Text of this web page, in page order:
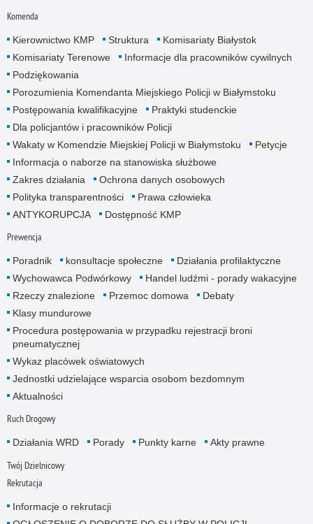
Komenda
Kierownictwo KMP Struktura
Komisariaty Białystok
Komisariaty Terenowe
Informacje dla pracowników cywilnych
Podziękowania
Porozumienia Komendanta Miejskiego Policji w Białymstoku
Postępowania kwalifikacyjne
Praktyki studenckie
Dla policjantów i pracowników Policji
Wakaty w Komendzie Miejskiej Policji w Białymstoku
Petycje
Informacja o naborze na stanowiska służbowe
Zakres działania
Ochrona danych osobowych
Polityka transparentności
Prawa człowieka
ANTYKORUPCJA
Dostępność KMP
Prewencja
Poradnik konsultacje społeczne
Działania profilaktyczne
Wychowawca Podwórkowy
Handel ludźmi - porady wakacyjne
Rzeczy znalezione
Przemoc domowa
Debaty
Klasy mundurowe
Procedura postępowania w przypadku rejestracji broni
pneumatycznej
Wykaz placówek oświatowych
Jednostki udzielające wsparcia osobom bezdomnym
Aktualności
Ruch Drogowy
Działania WRD Porady Punkty karne Akty prawne
Twój Dzielnicowy
Rekrutacja
Informacje o rekrutacji